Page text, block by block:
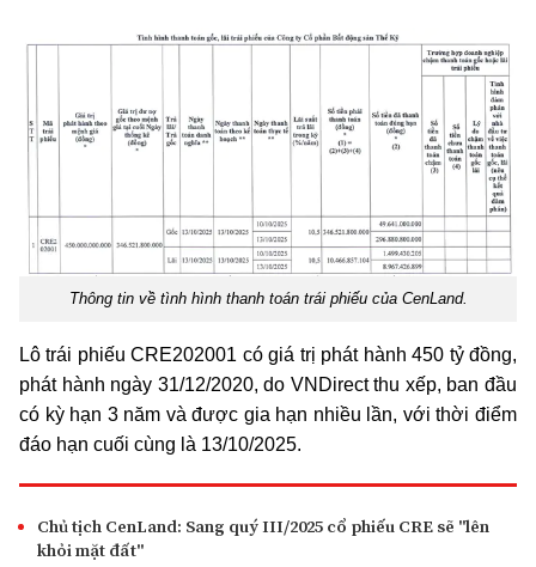
Thông tin về tình hình thanh toán trái phiếu của CenLand.
Lô trái phiếuCRE202001 có giá trị phát hành450 tỷ đồng,
phát hành ngày 31/12/2020, do VNDirectthu xếp, ban đầu
có kỳ hạn 3 năm và được gia hạn nhiều lần, với thời điểm
đáo hạn cuối cùng là 13/10/2025.
Chủ tịch CenLand: Sang quý III/2025 cổ phiếu CRE sẽ "lên
khỏi mặt đất"